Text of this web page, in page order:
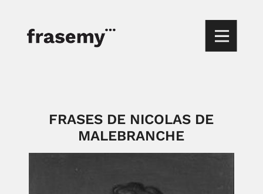
FRASES DE NICOLAS DE
MALEBRANCHE